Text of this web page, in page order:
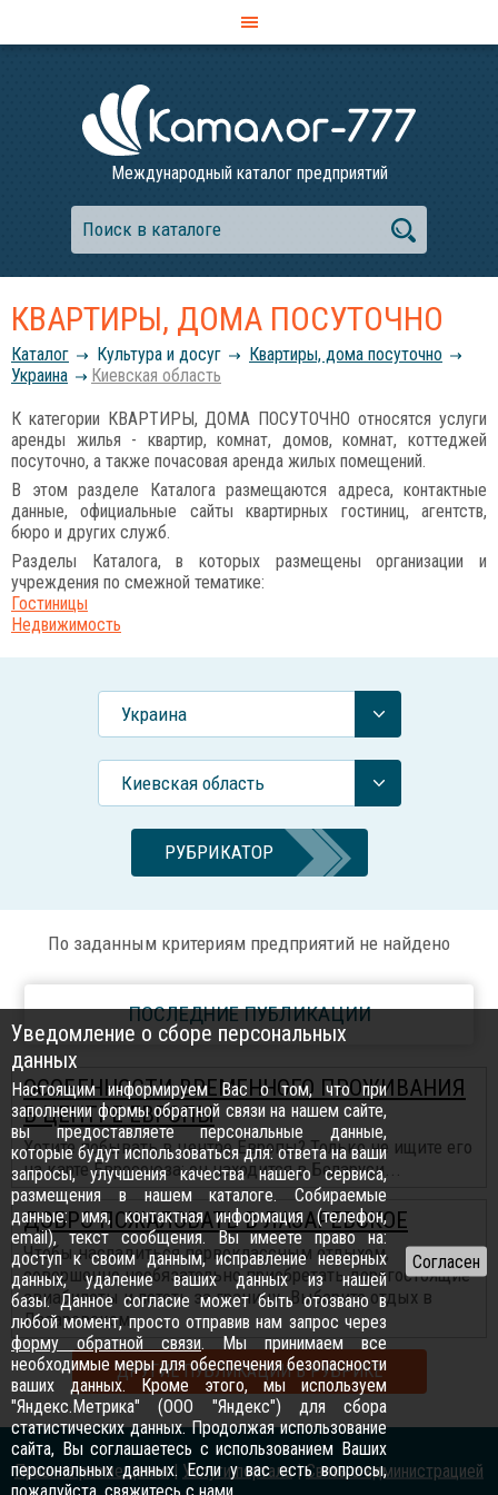
Международный каталог предприятий
КВАРТИРЫ, ДОМА ПОСУТОЧНО
Каталог Культура и досуг
Квартиры, дома посуточно
Украина
Киевская область
К категории КВАРТИРЫ, ДОМА ПОСУТОЧНО относятся услуги
аренды жилья - квартир, комнат, домов, комнат, коттеджей
посуточно, а также почасовая аренда жилых помещений.
В этом разделе Каталога размещаются адреса, контактные
данные, официальные сайты квартирных гостиниц, агентств,
бюро и других служб.
Разделы Каталога, в которых размещены организации и
учреждения по смежной тематике:
Гостиницы
Недвижимость
Украина
Киевская область
РУБРИКАТОР
По заданным критериям предприятий не найдено
ПОСЛЕДНИЕ ПУБЛИКАЦИИ
ОСОБЕННОСТИ ВРЕМЕННОГО ПРОЖИВАНИЯ
В ЦЕНТРЕ ЕВРОПЫ
Хотите побывать в центре Европы? Только не ищите его
на карте Евросоюза: он находится в Беларуси...
ДОБРО ПОЖАЛОВАТЬ В ЛАЗАРЕВСКОЕ
Чтобы насладиться первоклассным отдыхом,
совершенно необязательно приобретать дорогостоящие
авиабилеты и лететь за границу. Выберите отдых в
Лазаревском ...
ДРУГИЕ ПУБЛИКАЦИИ В РУБРИКЕ
Правила размещения| Услуги портала|Связь с администрацией
Уведомление о сборе персональных
данных
Настоящим информируем Вас о том, что при
заполнении формы обратной связи на нашем сайте,
вы предоставляете персональные данные,
которые будут использоваться для: ответа на ваши
запросы, улучшения качества нашего сервиса,
размещения в нашем каталоге. Собираемые
данные: имя, контактная информация (телефон,
email), текст сообщения. Вы имеете право на:
доступ к своим данным, исправление неверных
данных, удаление ваших данных из нашей
базы. Данное согласие может быть отозвано в
любой момент, просто отправив нам запрос через
форму обратной связи. Мы принимаем все
необходимые меры для обеспечения безопасности
ваших данных. Кроме этого, мы используем
"Яндекс.Метрика" (ООО "Яндекс") для сбора
статистических данных. Продолжая использование
сайта, Вы соглашаетесь с использованием Ваших
персональных данных. Если у вас есть вопросы,